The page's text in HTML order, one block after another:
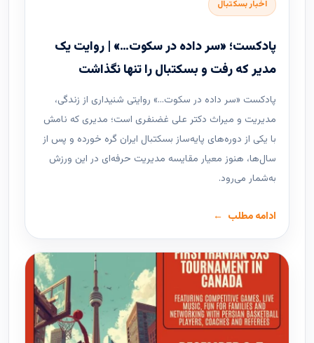
اخبار بسکتبال
پادکست؛ «سر داده در سکوت…» | روایت یک
مدیر که رفت و بسکتبال را تنها نگذاشت
پادکست «سر داده در سکوت…» روایتی شنیداری از زندگی،
مدیریت و میراث دکتر علی غضنفری است؛ مدیری که نامش
با یکی از دوره‌های پایه‌ساز بسکتبال ایران گره خورده و پس از
سال‌ها، هنوز معیار مقایسه مدیریت حرفه‌ای در این ورزش
به‌شمار می‌رود.
ادامه مطلب